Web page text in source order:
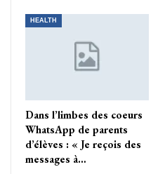
HEALTH
Dans l’limbes des coeurs
WhatsApp de parents
d’élèves : « Je reçois des
messages à…